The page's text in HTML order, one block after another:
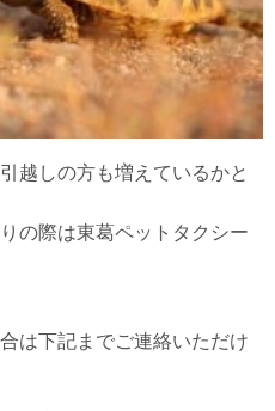
越しの方も増えているかと
の際は東葛ペットタクシー
は下記までご連絡いただけ